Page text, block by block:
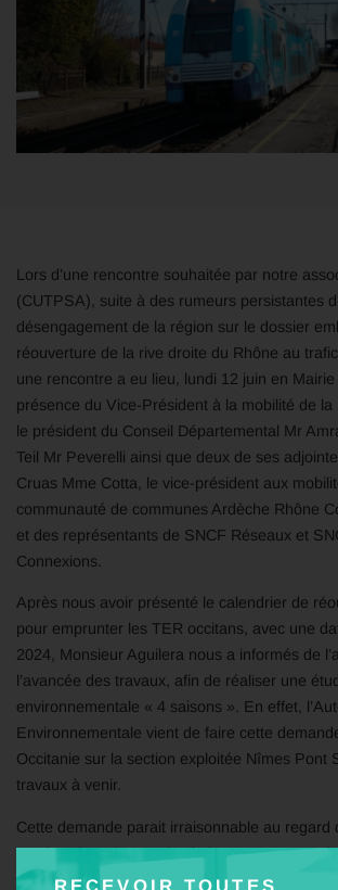
RECEVOIR TOUTES
Lors d’une rencontre souhaitée par notre
(CUTPSA), suite à des rumeurs persistantes
désengagement de la région sur le dossier
réouverture de la rive droite du Rhône au
une rencontre a eu lieu, lundi 12 juin en Mairie
présence du Vice-Président à la mobilité de la
le président du Conseil Départemental Mr
Teil Mr Peverelli ainsi que deux de ses
Cruas Mme Cotta, le vice-président aux
communauté de communes Ardèche Rhône
et des représentants de SNCF Réseaux et
Connexions.
Après nous avoir présenté le calendrier de
pour emprunter les TER occitans, avec une
2024, Monsieur Aguilera nous a informés de
l’avancée des travaux, afin de réaliser une
environnementale « 4 saisons ». En effet,
Environnementale vient de faire cette
Occitanie sur la section exploitée Nîmes Pont
travaux à venir.
Cette demande parait irraisonnable au regard
nombre de trains en circulation ne sera pas
quelques années (fret + TER), et que les